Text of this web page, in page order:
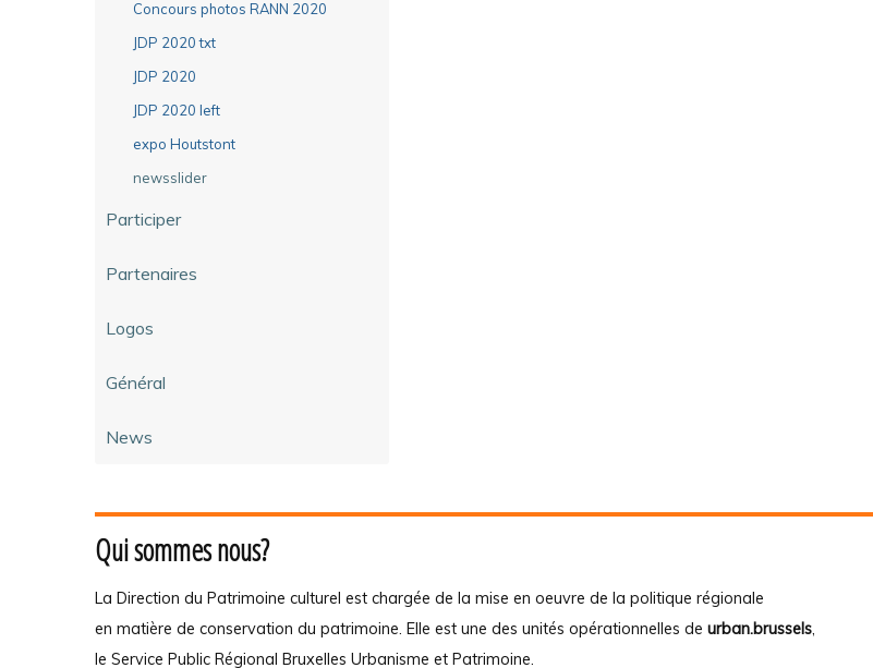
Concours photos RANN 2020
JDP 2020 txt
JDP 2020
JDP 2020 left
expo Houtstont
newsslider
Participer
Partenaires
Logos
Général
News
Qui sommes nous?
La Direction du Patrimoine culturel est chargée de la mise en oeuvre de la politique régionale
en matière de conservation du patrimoine. Elle est une des unités opérationnelles de urban.brussels,
le Service Public Régional Bruxelles Urbanisme et Patrimoine.